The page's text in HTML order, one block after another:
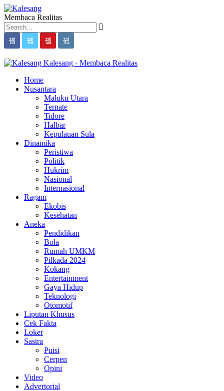
Membaca Realitas
Kalesang - Membaca Realitas
Home
Nusantara
Maluku Utara
Ternate
Tidore
Halbar
Kepulauan Sula
Dinamika
Peristiwa
Politik
Hukrim
Nasional
Internasional
Ragam
Ekobis
Kesehatan
Aneka
Pendidikan
Bola
Rumah UMKM
Pilkada 2024
Kokang
Entertainment
Gaya Hidup
Teknologi
Otomotif
Liputan Khusus
Cek Fakta
Loker
Sastra
Puisi
Cerpen
Opini
Video
Advertorial